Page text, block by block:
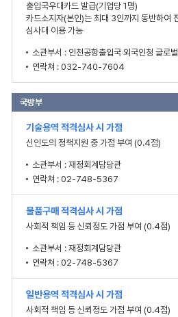
출입국우대카드 발급(기업당 1명)
카드소지자(본인)는 최대 3인까지 동반하여
심사대 이용 가능
소관부서 : 인천공항출입국‧외국인청 글로
연락쳐 : 032-740-7604
국방부
기술용역 적격심사 시 가점
신인도의 정책지원 중 가점 부여 (0.4점)
소관부서 : 재정회계담당관
연락쳐 : 02-748-5367
물품구매 적격심사 시 가점
사회적 책임 등 신뢰정도 가점 부여 (0.4점)
소관부서 : 재정회계담당관
연락쳐 : 02-748-5367
일반용역 적격심사 시 가점
사회적 책임 등 신뢰정도 가점 부여 (0.4점)